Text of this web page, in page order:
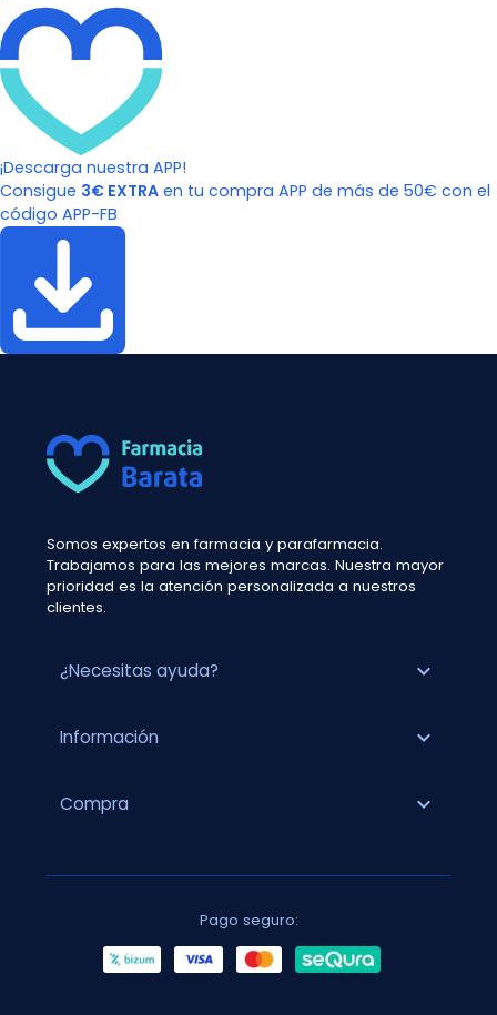
¡Descarga nuestra APP!
Consigue 3€ EXTRA en tu compra APP de más de 50€ con el
código APP-FB
Somos expertos en farmacia y parafarmacia.
Trabajamos para las mejores marcas. Nuestra mayor
prioridad es la atención personalizada a nuestros
clientes.
¿Necesitas ayuda? expand_more
Información expand_more
Compra expand_more
Pago seguro: